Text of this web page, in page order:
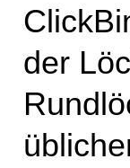
der